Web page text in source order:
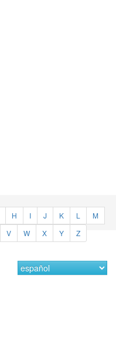
H I J K L
M
V W X Y Z